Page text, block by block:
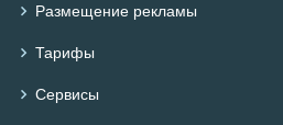
Размещение рекламы
Тарифы
Сервисы